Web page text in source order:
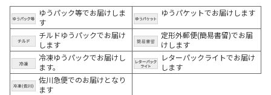
ゆうパック等でお届けしま
す
ゆうパケットでお届けします
チルドゆうパックでお届け
します
定形外郵便(簡易書留)でお届
けします
冷凍ゆうパックでお届けし
ます。
レターパックライトでお届け
します
佐川急便でのお届けとなり
ます